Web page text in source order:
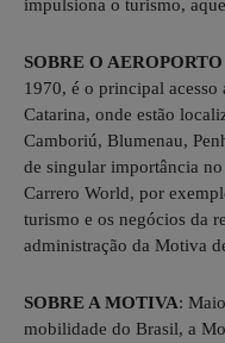
impulsiona o turismo,
SOBRE O
1970, é o principal acesso
Catarina, onde estão
Camboriú, Blumenau,
de singular importância
Carrero World, por
turismo e os negócios da
administração da Motiva
SOBRE A MOTIVA:
mobilidade do Brasil, a